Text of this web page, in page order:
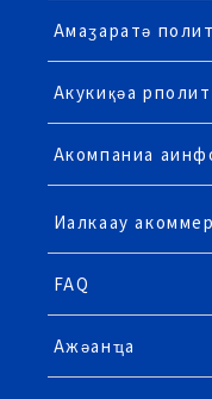
Амаӡаратә
Акукиқәа
Акомпаниа
Иалкаау
FAQ
Ажәанҵа